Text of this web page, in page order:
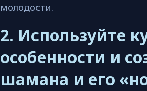
молодости.
2. Используйте
особенности и
шамана и его